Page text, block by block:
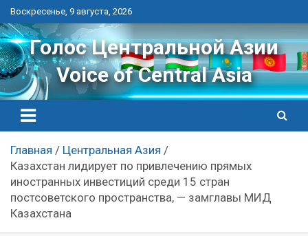
Перейти
к
контенту
Воскресенье, 9 августа, 2026
Голос Центральной Азии
Voice of Central Asia
Главная
Центральная Азия
Казахстан лидирует по привлечению прямых
иностранных инвестиций среди 15 стран
постсоветского пространства, — замглавы МИД
Казахстана